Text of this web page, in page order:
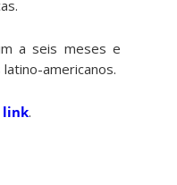
a seis meses e
americanos.
link.